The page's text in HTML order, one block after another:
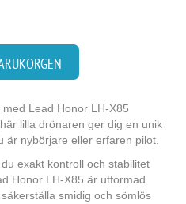
Lead Honor LH-X85
lilla drönaren ger dig en unik
är nybörjare eller erfaren pilot.
exakt kontroll och stabilitet
Honor LH-X85 är utformad
smidig och sömlös